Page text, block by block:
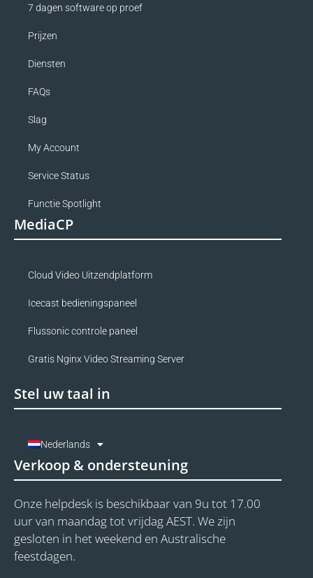
7 dagen software op proef
Prijzen
Diensten
FAQs
Slag
My Account
Service Status
Functie Spotlight
MediaCP
Cloud Video Uitzendplatform
Icecast bedieningspaneel
Flussonic controle paneel
Gratis Nginx Video Streaming Server
Stel uw taal in
Nederlands
Verkoop & ondersteuning
Onze helpdesk is beschikbaar van 9u tot 17.00
uur van maandag tot vrijdag AEST. We zijn
gesloten in het weekend en Australische
feestdagen.